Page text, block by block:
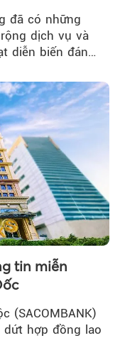
đã có những
dịch vụ và
diễn biến đáng
tin miễn
(SACOMBANK)
hợp đồng lao